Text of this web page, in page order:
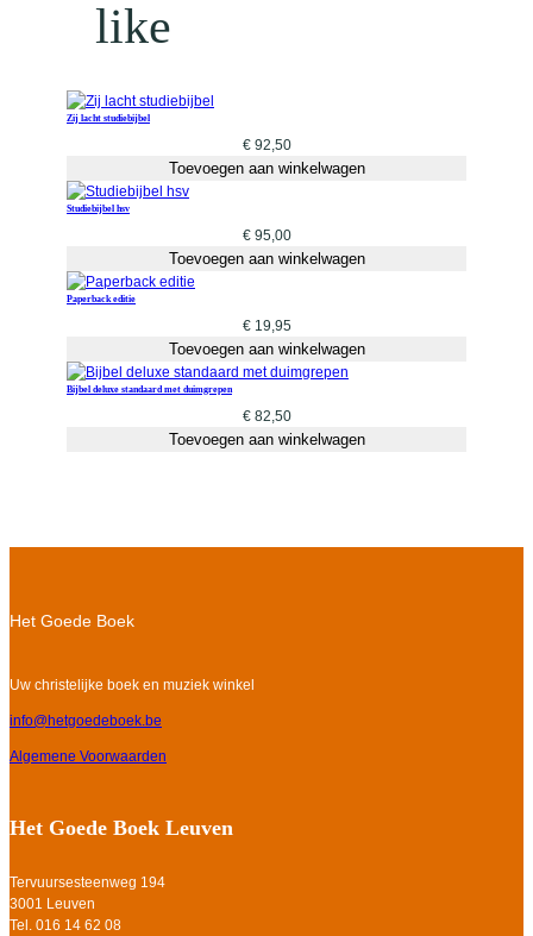
like
Zij lacht studiebijbel
€92,50
Toevoegen aan winkelwagen
Studiebijbel hsv
€95,00
Toevoegen aan winkelwagen
Paperback editie
€19,95
Toevoegen aan winkelwagen
Bijbel deluxe standaard met duimgrepen
€82,50
Toevoegen aan winkelwagen
Het Goede Boek
Uw christelijke boek en muziek winkel
info@hetgoedeboek.be
Algemene Voorwaarden
Het Goede Boek Leuven
Tervuursesteenweg 194
3001 Leuven
Tel. 016 14 62 08